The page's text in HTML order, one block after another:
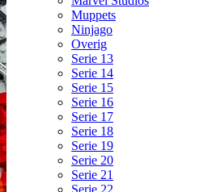
Muppets
Ninjago
Overig
Serie 13
Serie 14
Serie 15
Serie 16
Serie 17
Serie 18
Serie 19
Serie 20
Serie 21
Serie 22